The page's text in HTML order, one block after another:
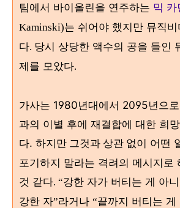
팀에서 바이올린을 연주하는 믹 카
Kaminski)는 쉬어야 했지만 뮤직
다. 당시 상당한 액수의 공을 들인
제를 모았다.
가사는 1980년대에서 2095년으
과의 이별 후에 재결합에 대한 희
다. 하지만 그것과 상관 없이 어떤
포기하지 말라는 격려의 메시지로
것 같다. “강한 자가 버티는 게 아
강한 자”라거나 “끝까지 버티는 게